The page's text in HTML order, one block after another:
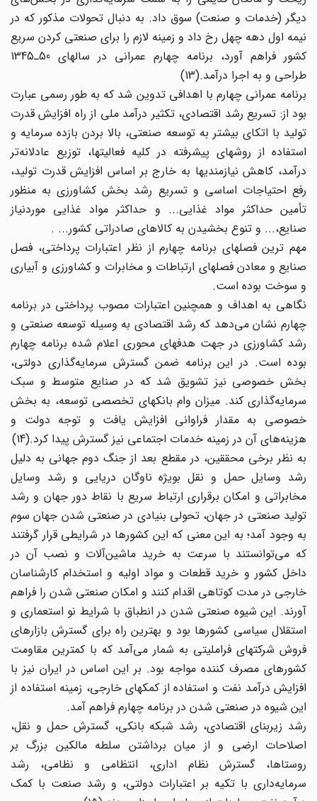
دیگر (خدمات و صنعت) سوق داد. به دنبال تحولات مذکور که در
نیمه اول دهه چهل رخ داد و زمینه لازم را برای صنعتی کردن سریع
کشور فراهم آورد، برنامه چهارم عمرانی در سالهای 50ـ1345
طراحی و به اجرا درآمد.(13)
برنامه عمرانی چهارم با اهدافی تدوین شد که به طور رسمی عبارت
بود از: تسریع رشد اقتصادی، تکثیر درآمد ملی از راه افزایش قدرت
تولید با اتکای بیشتر به توسعه صنعتی، بالا بردن بازده سرمایه و
استفاده از روشهای پیشرفته در کلیه فعالیتها، توزیع عادلانه‌تر
درآمد، کاهش نیازمندیها به خارج بر اساس افزایش قدرت تولید،
رفع احتیاجات اساسی و تسریع رشد بخش کشاورزی به منظور
تأمین حداکثر مواد غذایی... و حداکثر مواد غذایی موردنیاز
صنایع،... و تنوع بخشیدن به کالاهای صادراتی کشور... .
مهم‌ ترین فصلهای برنامه چهارم از نظر اعتبارات پرداختی، فصل
صنایع و معادن فصلهای ارتباطات و مخابرات و کشاورزی و آبیاری
و سوخت بوده است.
نگاهی به اهداف و همچنین اعتبارات مصوب پرداختی در برنامه
چهارم نشان می‌دهد که رشد اقتصادی به وسیله توسعه صنعتی و
رشد کشاورزی در جهت هدفهای محوری اعلام شده برنامه چهارم
بوده است. در این برنامه ضمن گسترش سرمایه‌گذاری دولتی،
بخش خصوصی نیز تشویق شد که در صنایع متوسط و سبک
سرمایه‌گذاری کند. میزان وام بانکهای تخصصی توسعه، به بخش
خصوصی به مقدار فراوانی افزایش یافت و توجه دولت و
هزینه‌های آن در زمینه خدمات اجتماعی نیز گسترش پیدا کرد.(14)
به نظر برخی محققین، در مقطع بعد از جنگ دوم جهانی به دلیل
رشد وسایل حمل و نقل بویژه ناوگان دریایی و رشد وسایل
مخابراتی و امکان برقراری ارتباط سریع با نقاط دور جهان و رشد
تولید صنعتی در جهان، تحولی بنیادی در صنعتی شدن جهان سوم
به وجود آمد؛ به این معنی که این کشورها در شرایطی قرار گرفتند
که می‌توانستند با سرعت به خرید ماشین‌آلات و نصب آن در
داخل کشور و خرید قطعات و مواد اولیه و استخدام کارشناسان
خارجی در مدت کوتاهی اقدام کنند و امکان صنعتی شدن را فراهم
آورند. این شیوه صنعتی شدن در انطباق با شرایط نو استعماری و
استقلال سیاسی کشورها بود و بهترین راه برای گسترش بازارهای
فروش شرکتهای فراملیتی به شمار می‌آمد که با کمترین مقاومت
کشورهای مصرف کننده مواجه بود. بر این اساس در ایران نیز با
افزایش درآمد نفت و استفاده از کمکهای خارجی، زمینه استفاده از
این شیوه در صنعتی شدن در برنامه چهارم فراهم آمد.
رشد زیربنای اقتصادی، رشد شبکه بانکی، گسترش حمل و نقل،
اصلاحات ارضی و از میان برداشتن سلطه مالکین بزرگ بر
روستاها، گسترش نظام اداری، انتظامی و نظامی، رشد
سرمایه‌داری با تکیه بر اعتبارات دولتی، و رشد صنعت با کمک